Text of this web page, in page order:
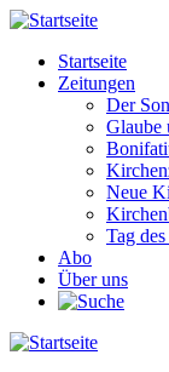
Direkt
Inhalt
Main
navigation
Startseite
Zeitungen
Der
Glaube
Neue
Tag
Abo
Über uns